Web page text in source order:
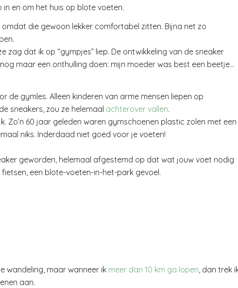
in en om het huis op blote voeten.
die gewoon lekker comfortabel zitten. Bijna net zo
zag dat ik op “gympjes” liep. De ontwikkeling van de sneaker
maar een onthulling doen: mijn moeder was best een beetje…
de gymles. Alleen kinderen van arme mensen liepen op
sneakers, zou ze helemaal achterover vallen.
Zo’n 60 jaar geleden waren gymschoenen plastic zolen met een
niks. Inderdaad niet goed voor je voeten!
geworden, helemaal afgestemd op dat wat jouw voet nodig
een blote-voeten-in-het-park gevoel.
wandeling, maar wanneer ik meer dan 10 km ga lopen, dan trek
aan.